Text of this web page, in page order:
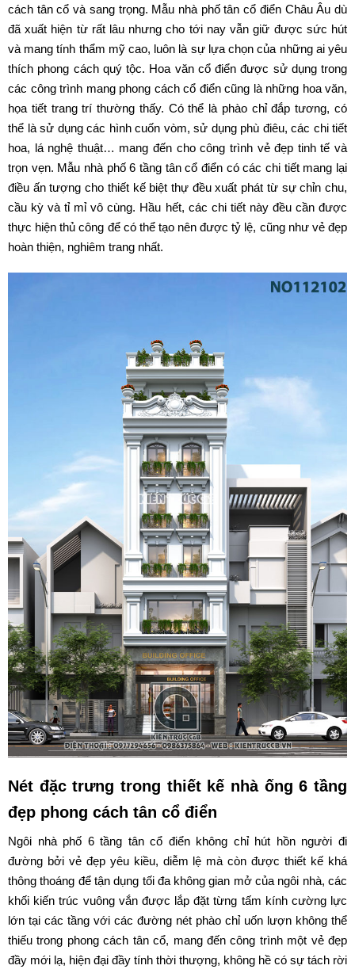
cách tân cổ và sang trọng. Mẫu nhà phố tân cổ điển Châu Âu dù
đã xuất hiện từ rất lâu nhưng cho tới nay vẫn giữ được sức hút
và mang tính thẩm mỹ cao, luôn là sự lựa chọn của những ai yêu
thích phong cách quý tộc. Hoa văn cổ điển được sử dụng trong
các công trình mang phong cách cổ điển cũng là những hoa văn,
họa tiết trang trí thường thấy. Có thể là phào chỉ đắp tương, có
thể là sử dụng các hình cuốn vòm, sử dụng phù điêu, các chi tiết
hoa, lá nghệ thuật… mang đến cho công trình vẻ đẹp tinh tế và
trọn vẹn. Mẫu nhà phố 6 tầng tân cổ điển có các chi tiết mang lại
điều ấn tượng cho thiết kế biệt thự đều xuất phát từ sự chỉn chu,
cầu kỳ và tỉ mỉ vô cùng. Hầu hết, các chi tiết này đều cần được
thực hiện thủ công để có thể tạo nên được tỷ lệ, cũng như vẻ đẹp
hoàn thiện, nghiêm trang nhất.
Nét đặc trưng trong thiết kế nhà ống 6 tầng
đẹp phong cách tân cổ điển
Ngôi nhà phố 6 tầng tân cổ điển không chỉ hút hồn người đi
đường bởi vẻ đẹp yêu kiều, diễm lệ mà còn được thiết kế khá
thông thoáng để tận dụng tối đa không gian mở của ngôi nhà, các
khối kiến trúc vuông vắn được lắp đặt từng tấm kính cường lực
lớn tại các tầng với các đường nét phào chỉ uốn lượn không thể
thiếu trong phong cách tân cổ, mang đến công trình một vẻ đẹp
đầy mới lạ, hiện đại đầy tính thời thượng, không hề có sự tách rời